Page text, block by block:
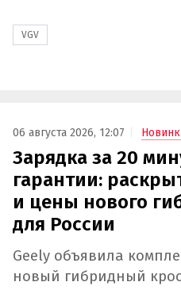
VGV
06 августа 2026, 12:07
Зарядка за 20
гарантии:
и цены нового
для России
Geely объявила
новый гибридный